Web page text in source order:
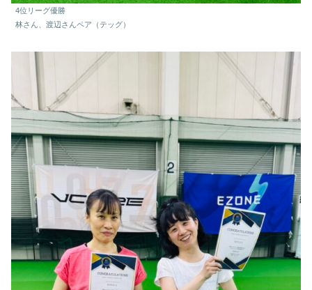
4位リーグ優勝
林さん、渡辺さんペア（テッグ）